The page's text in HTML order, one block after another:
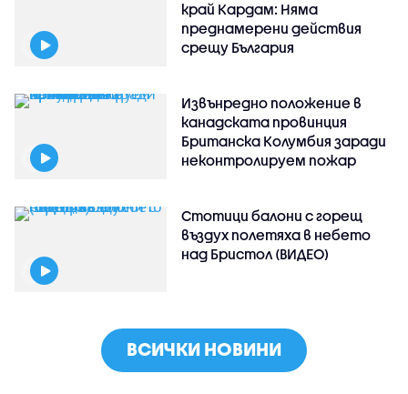
край Кардам: Няма
преднамерени действия
срещу България
Извънредно положение в
канадската провинция
Британска Колумбия заради
неконтролируем пожар
Стотици балони с горещ
въздух полетяха в небето
над Бристол (ВИДЕО)
ВСИЧКИ НОВИНИ